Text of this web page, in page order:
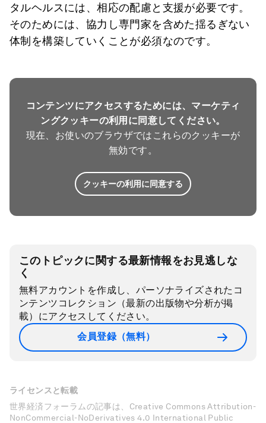
タルヘルスには、相応の配慮と支援が必要です。
そのためには、協力し専門家を含めた揺るぎない
体制を構築していくことが必須なのです。
コンテンツにアクセスするためには、マーケティ
ングクッキーの利用に同意してください。
現在、お使いのブラウザではこれらのクッキーが
無効です。
クッキーの利用に同意する
このトピックに関する最新情報をお見逃しな
く
無料アカウントを作成し、パーソナライズされたコ
ンテンツコレクション（最新の出版物や分析が掲
載）にアクセスしてください。
会員登録（無料）
ライセンスと転載
世界経済フォーラムの記事は、Creative Commons Attribution-
NonCommercial-NoDerivatives 4.0 International Public